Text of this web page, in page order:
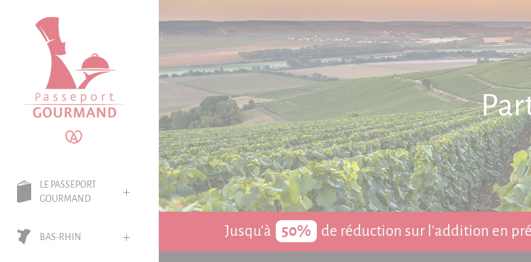
LE PASSEPORT
GOURMAND
BAS-RHIN Jusqu'à 50% de réduction sur l'addition en